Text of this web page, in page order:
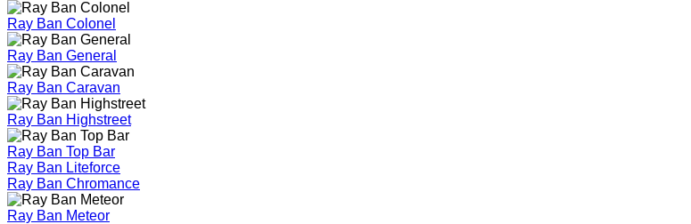
Ray Ban Colonel
Ray Ban General
Ray Ban Caravan
Ray Ban Highstreet
Ray Ban Top Bar
Ray Ban Liteforce
Ray Ban Chromance
Ray Ban Meteor